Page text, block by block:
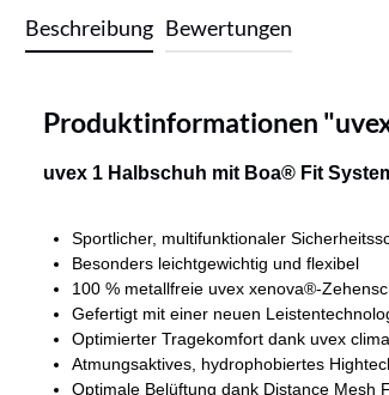
Beschreibung Bewertungen
Produktinformationen
uvex 1 Halbschuh mit Boa® Fit
Sportlicher, multifunktionaler
Besonders leichtgewichtig und flexibel
100 % metallfreie uvex xenova®-
Gefertigt mit einer neuen
Optimierter Tragekomfort dank uvex
Atmungsaktives, hydrophobiertes
Optimale Belüftung dank Distance Mesh